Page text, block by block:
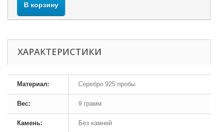
В корзину
ХАРАКТЕРИСТИКИ
Материал: Серебро 925 пробы
Вес: 9 грамм
Камень: Без камней